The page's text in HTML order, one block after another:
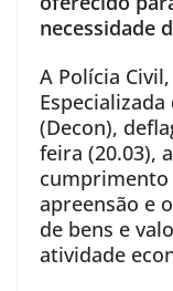
necessidade
A Polícia
(Decon),
feira (20.03),
cumprimento
apreensão e
de bens e
atividade